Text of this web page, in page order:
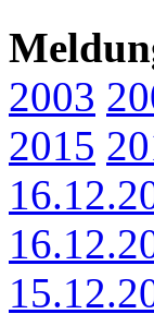
2003
2015